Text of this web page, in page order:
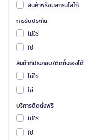
CASSA
DeWALT
KANTO
MILWAUKEE
OPPLE
YAMADA
เรเซอร์
BEC
Fluke
NIGHTSTICK
สินค้าพร้อมสกรีนโลโก้
การรับประกัน
ไม่ใช่
ใช่
สินค้าที่ประกอบ/ติดตั้งเองได้
ไม่ใช่
ใช่
บริการติดตั้งฟรี
ไม่ใช่
ใช่